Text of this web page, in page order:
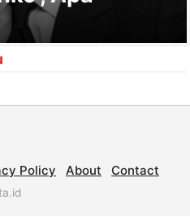
Policy About Contact